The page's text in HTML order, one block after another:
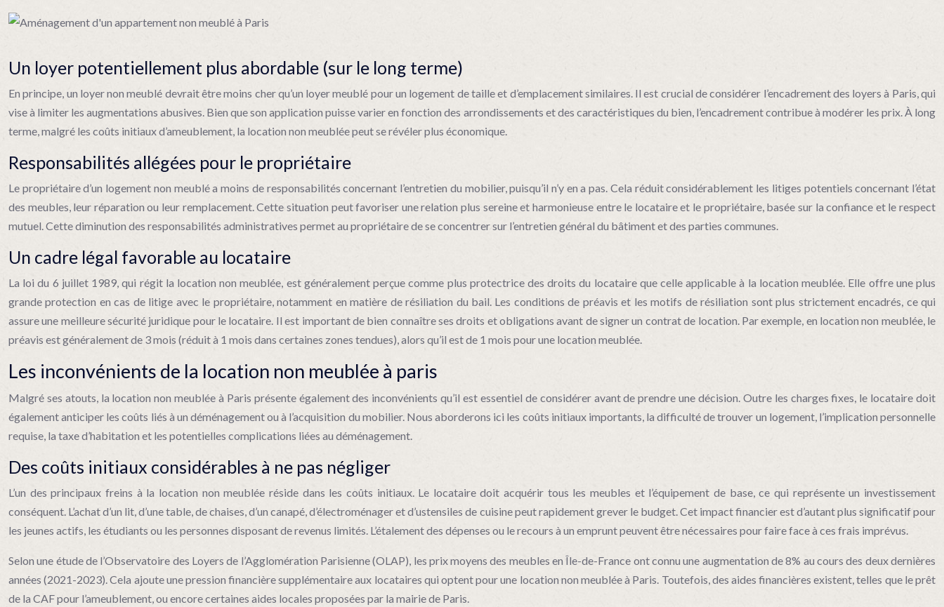
Un loyer potentiellement plus abordable (sur le long terme)
En principe, un loyer non meublé devrait être moins cher qu’un loyer meublé pour un logement de taille et d’emplacement similaires. Il est crucial de considérer l’encadrement des loyers à Paris, qui
vise à limiter les augmentations abusives. Bien que son application puisse varier en fonction des arrondissements et des caractéristiques du bien, l’encadrement contribue à modérer les prix. À long
terme, malgré les coûts initiaux d’ameublement, la location non meublée peut se révéler plus économique.
Responsabilités allégées pour le propriétaire
Le propriétaire d’un logement non meublé a moins de responsabilités concernant l’entretien du mobilier, puisqu’il n’y en a pas. Cela réduit considérablement les litiges potentiels concernant l’état
des meubles, leur réparation ou leur remplacement. Cette situation peut favoriser une relation plus sereine et harmonieuse entre le locataire et le propriétaire, basée sur la confiance et le respect
mutuel. Cette diminution des responsabilités administratives permet au propriétaire de se concentrer sur l’entretien général du bâtiment et des parties communes.
Un cadre légal favorable au locataire
La loi du 6 juillet 1989, qui régit la location non meublée, est généralement perçue comme plus protectrice des droits du locataire que celle applicable à la location meublée. Elle offre une plus
grande protection en cas de litige avec le propriétaire, notamment en matière de résiliation du bail. Les conditions de préavis et les motifs de résiliation sont plus strictement encadrés, ce qui
assure une meilleure sécurité juridique pour le locataire. Il est important de bien connaître ses droits et obligations avant de signer un contrat de location. Par exemple, en location non meublée, le
préavis est généralement de 3 mois (réduit à 1 mois dans certaines zones tendues), alors qu’il est de 1 mois pour une location meublée.
Les inconvénients de la location non meublée à paris
Malgré ses atouts, la location non meublée à Paris présente également des inconvénients qu’il est essentiel de considérer avant de prendre une décision. Outre les charges fixes, le locataire doit
également anticiper les coûts liés à un déménagement ou à l’acquisition du mobilier. Nous aborderons ici les coûts initiaux importants, la difficulté de trouver un logement, l’implication personnelle
requise, la taxe d’habitation et les potentielles complications liées au déménagement.
Des coûts initiaux considérables à ne pas négliger
L’un des principaux freins à la location non meublée réside dans les coûts initiaux. Le locataire doit acquérir tous les meubles et l’équipement de base, ce qui représente un investissement
conséquent. L’achat d’un lit, d’une table, de chaises, d’un canapé, d’électroménager et d’ustensiles de cuisine peut rapidement grever le budget. Cet impact financier est d’autant plus significatif pour
les jeunes actifs, les étudiants ou les personnes disposant de revenus limités. L’étalement des dépenses ou le recours à un emprunt peuvent être nécessaires pour faire face à ces frais imprévus.
Selon une étude de l’Observatoire des Loyers de l’Agglomération Parisienne (OLAP), les prix moyens des meubles en Île-de-France ont connu une augmentation de 8% au cours des deux dernières
années (2021-2023). Cela ajoute une pression financière supplémentaire aux locataires qui optent pour une location non meublée à Paris. Toutefois, des aides financières existent, telles que le prêt
de la CAF pour l’ameublement, ou encore certaines aides locales proposées par la mairie de Paris.